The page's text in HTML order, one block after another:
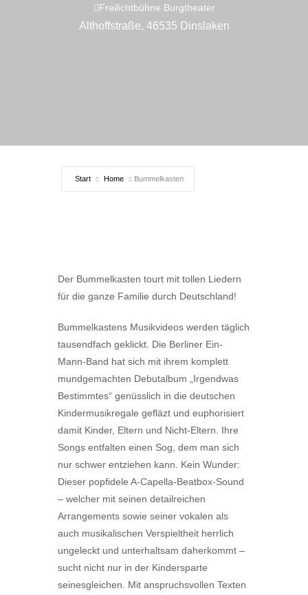
Freilichtbühne Burgtheater
Althoffstraße, 46535 Dinslaken
Start Home Bummelkasten
Der Bummelkasten tourt mit tollen Liedern
für die ganze Familie durch Deutschland!
Bummelkastens Musikvideos werden täglich
tausendfach geklickt. Die Berliner Ein-
Mann-Band hat sich mit ihrem komplett
mundgemachten Debutalbum „Irgendwas
Bestimmtes“ genüsslich in die deutschen
Kindermusikregale gefläzt und euphorisiert
damit Kinder, Eltern und Nicht-Eltern. Ihre
Songs entfalten einen Sog, dem man sich
nur schwer entziehen kann. Kein Wunder:
Dieser popfidele A-Capella-Beatbox-Sound
– welcher mit seinen detailreichen
Arrangements sowie seiner vokalen als
auch musikalischen Verspieltheit herrlich
ungeleckt und unterhaltsam daherkommt –
sucht nicht nur in der Kindersparte
seinesgleichen. Mit anspruchsvollen Texten